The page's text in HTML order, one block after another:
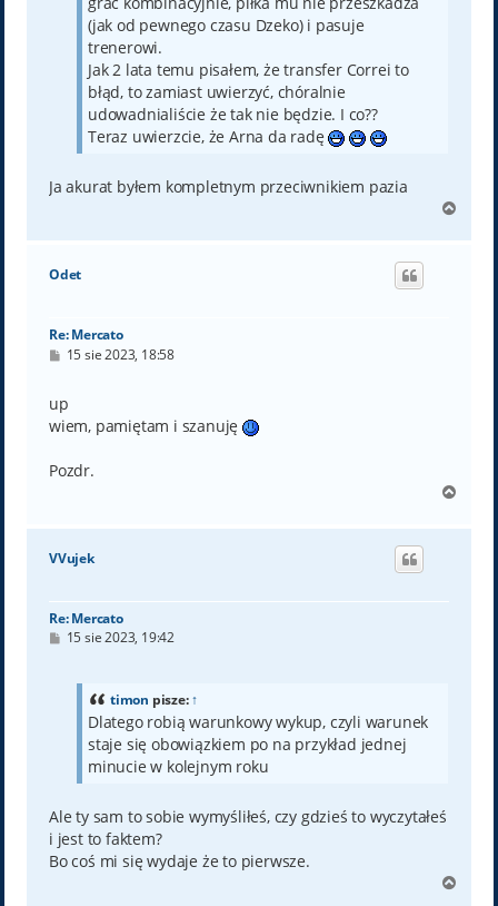
(jak od pewnego czasu Dzeko) i pasuje
trenerowi.
Jak 2 lata temu pisałem, że transfer Correi to
błąd, to zamiast uwierzyć, chóralnie
udowadnialiście że tak nie będzie. I co??
Teraz uwierzcie, że Arna da radę
Ja akurat byłem kompletnym przeciwnikiem pazia
g
Odet
Re: Mercato
P
t
15 sie 2023, 18:58
up
wiem, pamiętam i szanuję
Pozdr.
g
VVujek
Re: Mercato
P15 sie 2023, 19:42
timon pisze:↑
Dlatego robią warunkowy wykup, czyli warunek
staje się obowiązkiem po na przykład jednej
minucie w kolejnym roku
Ale ty sam to sobie wymyśliłeś, czy gdzieś to wyczytałeś
i jest to faktem?
Bo coś mi się wydaje że to pierwsze.